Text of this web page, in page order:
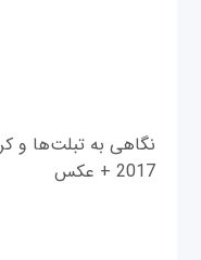
2017 + عکس